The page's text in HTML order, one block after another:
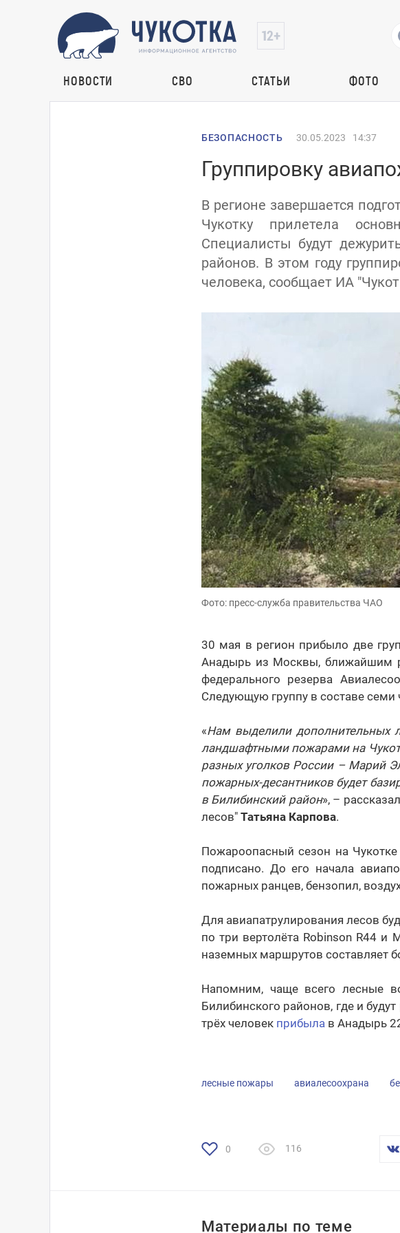
НОВОСТИ СВО СТАТЬИ ФОТО
БЕЗОПАСНОСТЬ 30.05.2023 14:37
Группировку
В регионе завершается
Чукотку прилетела
Специалисты будут
районов. В этом году
человека, сообщает ИА
Фото: пресс-служба правительства ЧАО
30 мая в регион прибыло две
Анадырь из Москвы, ближайшим
федерального резерва
Следующую группу в составе
«Нам выделили дополнительных
ландшафтными пожарами на
разных уголков России – Марий
пожарных-десантников будет
в Билибинский район», –
лесов" Татьяна Карпова.
Пожароопасный сезон на
подписано. До его начала
пожарных ранцев, бензопил,
Для авиапатрулирования лесов
по три вертолёта Robinson R44
наземных маршрутов составляет
Напомним, чаще всего лесные
Билибинского районов, где и
трёх человек прибыла в Анадырь
лесные пожары авиалесоохрана
0 116
Материалы по теме